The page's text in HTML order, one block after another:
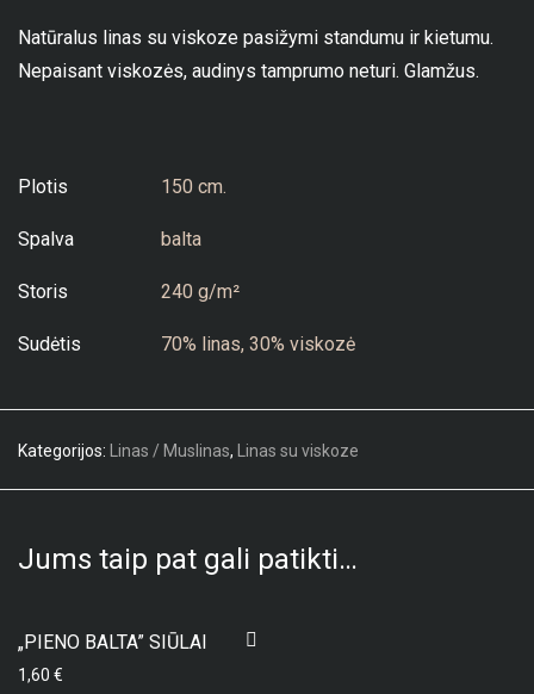
Natūralus linas su viskoze pasižymi standumu ir kietumu.
Nepaisant viskozės, audinys tamprumo neturi. Glamžus.
Plotis 150 cm.
Spalva balta
Storis 240 g/m²
Sudėtis 70% linas, 30% viskozė
Kategorijos: Linas / Muslinas, Linas su viskoze
Jums taip pat gali patikti…
„PIENO BALTA” SIŪLAI
1,60 €